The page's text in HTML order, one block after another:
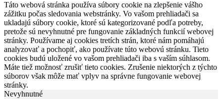
Táto webová stránka používa súbory cookie na zlepšenie vášho
zážitku počas sledovania webstránky. Vo vašom prehliadači sa
ukladajú súbory cookie, ktoré sú kategorizované podľa potreby,
pretože sú nevyhnutné pre fungovanie základných funkcií webovej
stránky. Používame aj cookies tretích strán, ktoré nám pomáhajú
analyzovať a pochopiť, ako používate túto webovú stránku. Tieto
cookies budú uložené vo vašom prehliadači iba s vaším súhlasom.
Máte tiež možnosť zrušiť tieto cookies. Zrušenie niektorých z týchto
súborov však môže mať vplyv na správne fungovanie webovej
stránky.
Nevyhnutné